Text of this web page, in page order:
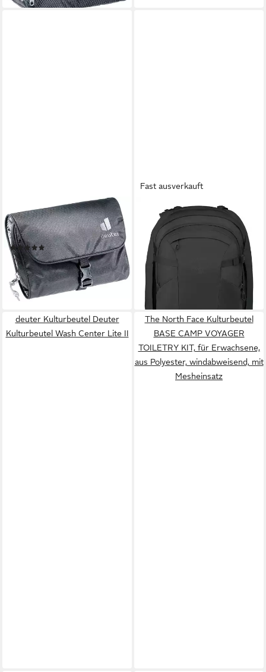
DEUTER
Kulturbeutel Wash Bag I 1
Liter (1-tlg), wasserabweisend
(1)
ab 23,40 € UVP26,00 €
-10%
lieferbar - in 4-5 Werktagen bei dir
Fast ausverkauft
OSPREY
Rucksack 55 Travel Pack (Set,
2-tlg)
ab 170,00 €
-15%
lieferbar - in 2-3 Werktagen bei dir
deuter Kulturbeutel Deuter
Kulturbeutel Wash Center Lite II
The North Face Kulturbeutel
BASE CAMP VOYAGER
TOILETRY KIT, für Erwachsene,
aus Polyester, windabweisend, mit
Mesheinsatz